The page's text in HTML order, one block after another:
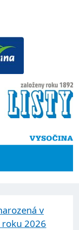
v
roku 2026